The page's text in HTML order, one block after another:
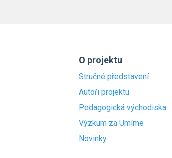
O projektu
Stručné představení
Autoři projektu
Pedagogická východiska
Výzkum za Umíme
Novinky